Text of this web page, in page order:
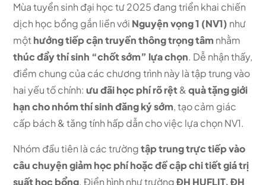
Mùa tuyển sinh đại học tư 2025 đang triển khai chiến
dịch học bổng gắn liền với Nguyện vọng 1 (NV1) như
mộthướng tiếp cận truyền thông trọng tâmnhằm
thúc đẩy thí sinh “chốt sớm” lựa chọn. Dễ nhận thấy,
điểm chung của các chương trình này là tập trung vào
hai yếu tố chính:ưu đãi học phí rõ rệt&quà tặng giới
hạn cho nhóm thí sinh đăng ký sớm, tạo cảm giác
cấp bách & tăng tính hấp dẫn cho việc lựa chọn NV1.
Nhóm đầu tiên là các trườngtập trung trực tiếp vào
câu chuyện giảm học phí hoặc đề cập chi tiết giá trị
suất học bổng. Điển hình như trườngĐH HUFLIT, ĐH